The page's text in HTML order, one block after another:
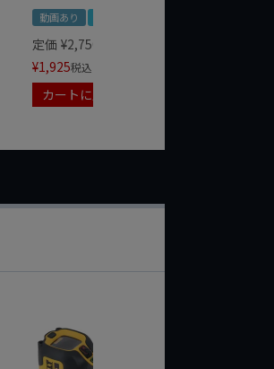
動画あり
定価 ¥2,750
¥1,925税込
カートに入れる